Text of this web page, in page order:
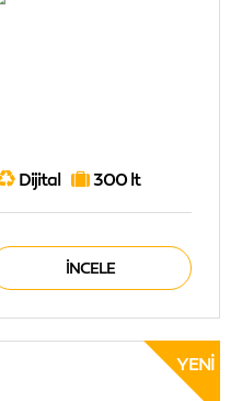
Dijital 300 lt
İNCELE
YENI